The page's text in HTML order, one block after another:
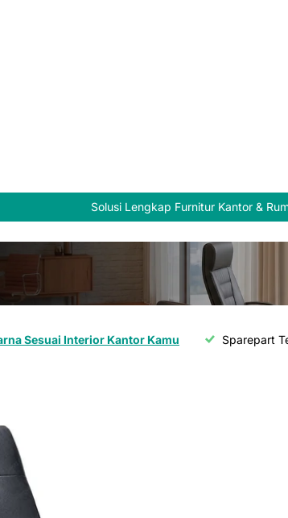
Solusi Lengkap Furnitur Kantor &
Sesuai Interior Kantor Kamu Sparepart